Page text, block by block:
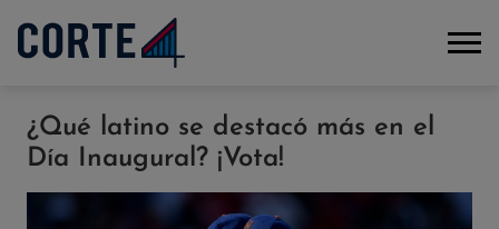
¿Qué latino se destacó más en el
Día Inaugural? ¡Vota!